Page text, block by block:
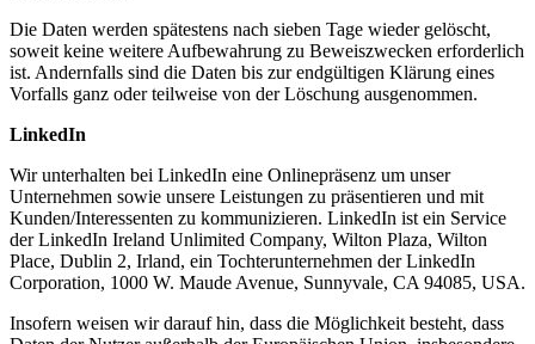
Die Daten werden spätestens nach sieben Tage wieder gelöscht,
soweit keine weitere Aufbewahrung zu Beweiszwecken erforderlich
ist. Andernfalls sind die Daten bis zur endgültigen Klärung eines
Vorfalls ganz oder teilweise von der Löschung ausgenommen.
LinkedIn
Wir unterhalten bei LinkedIn eine Onlinepräsenz um unser
Unternehmen sowie unsere Leistungen zu präsentieren und mit
Kunden/Interessenten zu kommunizieren. LinkedIn ist ein Service
der LinkedIn Ireland Unlimited Company, Wilton Plaza, Wilton
Place, Dublin 2, Irland, ein Tochterunternehmen der LinkedIn
Corporation, 1000 W. Maude Avenue, Sunnyvale, CA 94085, USA.
Insofern weisen wir darauf hin, dass die Möglichkeit besteht, dass